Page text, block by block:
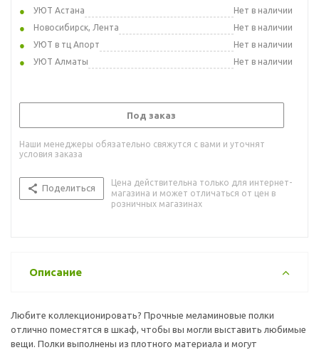
УЮТ Астана
Нет в наличии
Новосибирск, Лента
Нет в наличии
УЮТ в тц Апорт
Нет в наличии
УЮТ Алматы
Нет в наличии
Под заказ
Наши менеджеры обязательно свяжутся с вами и уточнят
условия заказа
Поделиться
Цена действительна только для интернет-
магазина и может отличаться от цен в
розничных магазинах
Описание
Любите коллекционировать? Прочные меламиновые полки
отлично поместятся в шкаф, чтобы вы могли выставить любимые
вещи. Полки выполнены из плотного материала и могут